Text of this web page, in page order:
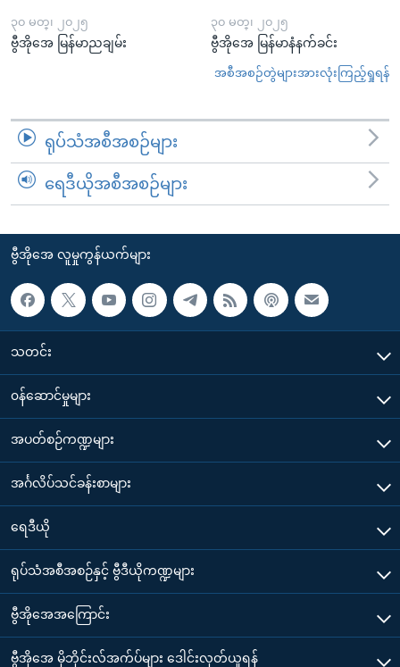
၃၀ မတ္၊ ၂၀၂၅
ဗွီအိုအေ မြန်မာညချမ်း
၃၀ မတ္၊ ၂၀၂၅
ဗွီအိုအေ မြန်မာနံနက်ခင်း
အစီအစဉ်တွဲများအားလုံးကြည့်ရှုရန်
ရုပ်သံအစီအစဉ်များ
ရေဒီယိုအစီအစဉ်များ
ဗွီအိုအေ လူမှုကွန်ယက်များ
သတင်း
၀န်ဆောင်မှုများ
အပတ်စဉ်ကဏ္ဍများ
အင်္ဂလိပ်သင်ခန်းစာများ
ရေဒီယို
ရုပ်သံအစီအစဉ်နှင့် ဗွီဒီယိုကဏ္ဍများ
ဗွီအိုအေအကြောင်း
ဗွီအိုအေ မိုဘိုင်းလ်အက်ပ်များ ဒေါင်းလုတ်ယူရန်